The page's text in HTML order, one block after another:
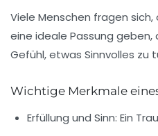
Viele Menschen fragen
eine ideale Passung
Gefühl, etwas Sinnvolles zu
Wichtige Merkmale
Erfüllung und Sinn: Ein